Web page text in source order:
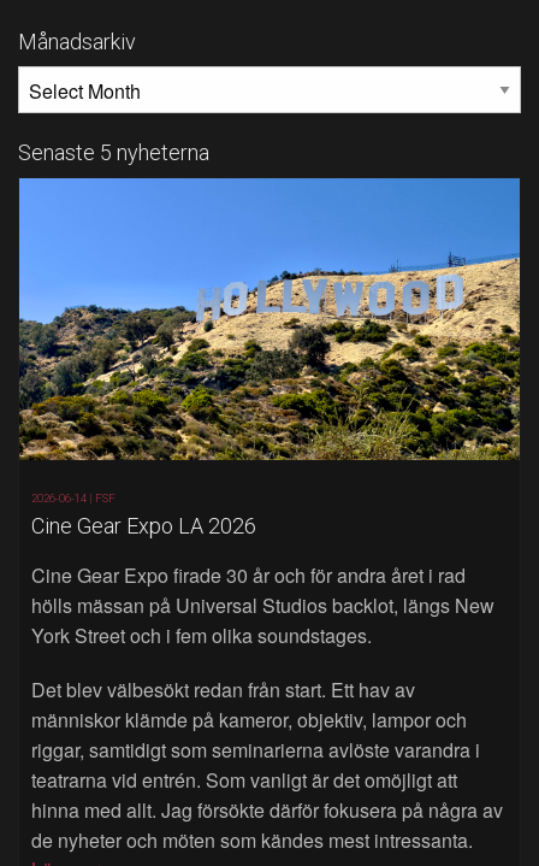
Månadsarkiv
Senaste 5 nyheterna
2026-06-14 | FSF
Cine Gear Expo LA 2026
Cine Gear Expo firade 30 år och för andra året i rad
hölls mässan på Universal Studios backlot, längs New
York Street och i fem olika soundstages.
Det blev välbesökt redan från start. Ett hav av
människor klämde på kameror, objektiv, lampor och
riggar, samtidigt som seminarierna avlöste varandra i
teatrarna vid entrén. Som vanligt är det omöjligt att
hinna med allt. Jag försökte därför fokusera på några av
de nyheter och möten som kändes mest intressanta.